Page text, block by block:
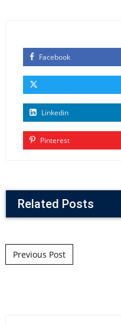
Facebook
Linkedin
Pinterest
Related Posts
Post navigation
Previous Post